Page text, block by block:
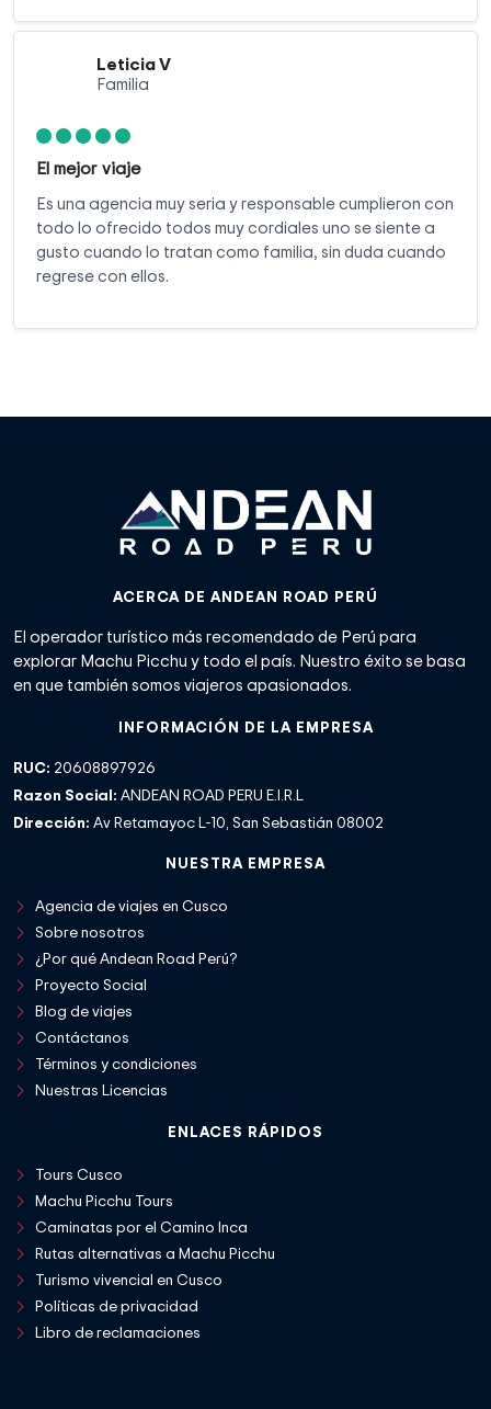
pueblo y la ciudadela inca estuvo muy bien organizado;
y me concentré en crear recuerdos inolvidables.
Leticia V
Familia
El mejor viaje
Es una agencia muy seria y responsable cumplieron con
todo lo ofrecido todos muy cordiales uno se siente a
gusto cuando lo tratan como familia, sin duda cuando
regrese con ellos.
ACERCA DE ANDEAN ROAD PERÚ
El operador turístico más recomendado de Perú para
explorar Machu Picchu y todo el país. Nuestro éxito se basa
en que también somos viajeros apasionados.
INFORMACIÓN DE LA EMPRESA
RUC: 20608897926
Razon Social: ANDEAN ROAD PERU E.I.R.L
Dirección: Av Retamayoc L-10, San Sebastián 08002
NUESTRA EMPRESA
Agencia de viajes en Cusco
Sobre nosotros
¿Por qué Andean Road Perú?
Proyecto Social
Blog de viajes
Contáctanos
Términos y condiciones
Nuestras Licencias
ENLACES RÁPIDOS
Tours Cusco
Machu Picchu Tours
Caminatas por el Camino Inca
Rutas alternativas a Machu Picchu
Turismo vivencial en Cusco
Políticas de privacidad
Libro de reclamaciones